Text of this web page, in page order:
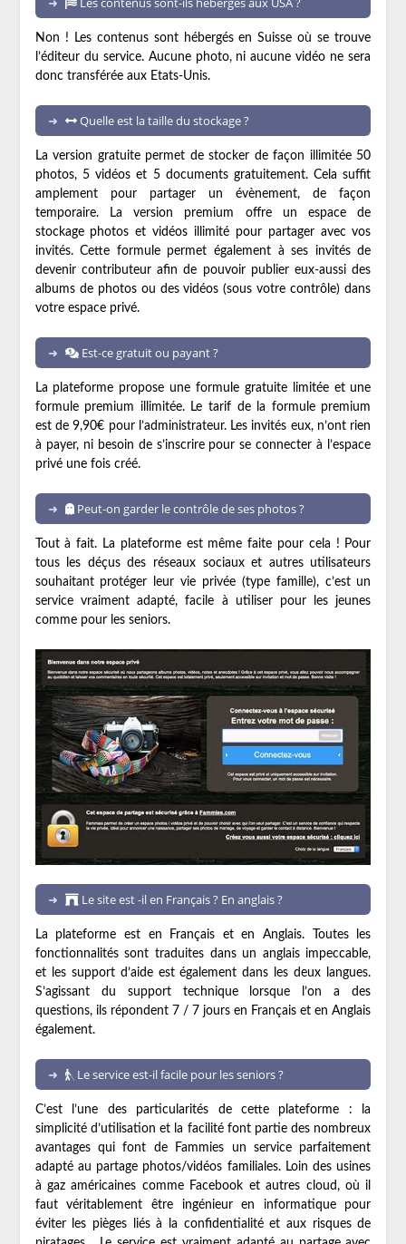
Non ! Les contenus sont hébergés en Suisse où se trouve
l’éditeur du service. Aucune photo, ni aucune vidéo ne sera
donc transférée aux Etats-Unis.
Quelle est la taille du stockage ?
La version gratuite permet de stocker de façon illimitée 50
photos, 5 vidéos et 5 documents gratuitement. Cela suffit
amplement pour partager un évènement, de façon
temporaire. La version premium offre un espace de
stockage photos et vidéos illimité pour partager avec vos
invités. Cette formule permet également à ses invités de
devenir contributeur afin de pouvoir publier eux-aussi des
albums de photos ou des vidéos (sous votre contrôle) dans
votre espace privé.
Est-ce gratuit ou payant ?
La plateforme propose une formule gratuite limitée et une
formule premium illimitée. Le tarif de la formule premium
est de 9,90€ pour l’administrateur. Les invités eux, n’ont rien
à payer, ni besoin de s’inscrire pour se connecter à l’espace
privé une fois créé.
Peut-on garder le contrôle de ses photos ?
Tout à fait. La plateforme est même faite pour cela ! Pour
tous les déçus des réseaux sociaux et autres utilisateurs
souhaitant protéger leur vie privée (type famille), c’est un
service vraiment adapté, facile à utiliser pour les jeunes
comme pour les seniors.
Le site est -il en Français ? En anglais ?
La plateforme est en Français et en Anglais. Toutes les
fonctionnalités sont traduites dans un anglais impeccable,
et les support d’aide est également dans les deux langues.
S’agissant du support technique lorsque l’on a des
questions, ils répondent 7 / 7 jours en Français et en Anglais
également.
Le service est-il facile pour les seniors ?
C’est l’une des particularités de cette plateforme : la
simplicité d’utilisation et la facilité font partie des nombreux
avantages qui font de Fammies un service parfaitement
adapté au partage photos/vidéos familiales. Loin des usines
à gaz américaines comme Facebook et autres cloud, où il
faut véritablement être ingénieur en informatique pour
éviter les pièges liés à la confidentialité et aux risques de